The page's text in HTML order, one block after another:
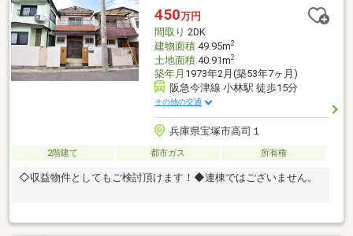
相談会～ ネット銀行・地銀等、あらゆる銀行に精通した ロー
ンアドバイザーが担当させていただきます。
450万円
間取り 2DK
建物面積49.95m2
土地面積40.91m2
築年月 1973年2月(築53年7ヶ月)
阪急今津線 小林駅 徒歩15分
その他の交通
兵庫県宝塚市高司１
2階建て 都市ガス 所有権
◇収益物件としてもご検討頂けます！◆連棟ではございません。